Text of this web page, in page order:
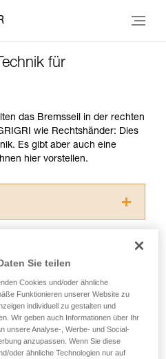
für
das Bremsseil in der rechten
wie Rechtshänder: Dies
Es gibt aber auch eine
hier vorstellen.
müssen Sie zuerst die in
enthaltenen
verstanden haben.
dieser Techniken setzt eine
und ein spezielles
Sie zusammen mit
Sie teilen
Cookies und/oder ähnliche
Funktionieren unserer Website zu
individuell zu gestalten und
Wir geben auch Informationen über Ihr
unsere Analyse-, Werbe- und Social-
anzupassen. Wenn Sie diese
oder ähnliche Technologien nur auf